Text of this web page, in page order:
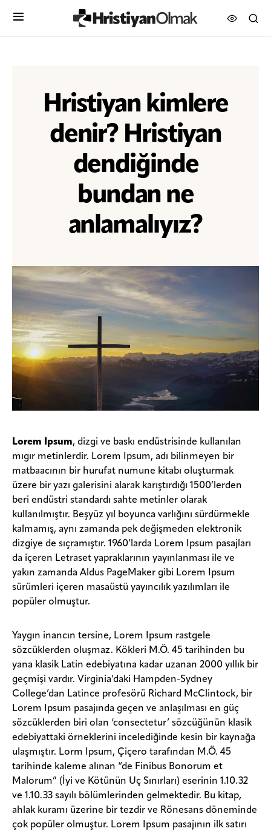
Hristiyan kimlere
denir? Hristiyan
dendiğinde
bundan ne
anlamalıyız?
Lorem Ipsum, dizgi ve baskı endüstrisinde kullanılan
mıgır metinlerdir. Lorem Ipsum, adı bilinmeyen bir
matbaacının bir hurufat numune kitabı oluşturmak
üzere bir yazı galerisini alarak karıştırdığı 1500’lerden
beri endüstri standardı sahte metinler olarak
kullanılmıştır. Beşyüz yıl boyunca varlığını sürdürmekle
kalmamış, aynı zamanda pek değişmeden elektronik
dizgiye de sıçramıştır. 1960’larda Lorem Ipsum pasajları
da içeren Letraset yapraklarının yayınlanması ile ve
yakın zamanda Aldus PageMaker gibi Lorem Ipsum
sürümleri içeren masaüstü yayıncılık yazılımları ile
popüler olmuştur.
Yaygın inancın tersine, Lorem Ipsum rastgele
sözcüklerden oluşmaz. Kökleri M.Ö. 45 tarihinden bu
yana klasik Latin edebiyatına kadar uzanan 2000 yıllık bir
geçmişi vardır. Virginia’daki Hampden-Sydney
College’dan Latince profesörü Richard McClintock, bir
Lorem Ipsum pasajında geçen ve anlaşılması en güç
sözcüklerden biri olan ‘consectetur’ sözcüğünün klasik
edebiyattaki örneklerini incelediğinde kesin bir kaynağa
ulaşmıştır. Lorm Ipsum, Çiçero tarafından M.Ö. 45
tarihinde kaleme alınan “de Finibus Bonorum et
Malorum” (İyi ve Kötünün Uç Sınırları) eserinin 1.10.32
ve 1.10.33 sayılı bölümlerinden gelmektedir. Bu kitap,
ahlak kuramı üzerine bir tezdir ve Rönesans döneminde
çok popüler olmuştur. Lorem Ipsum pasajının ilk satırı